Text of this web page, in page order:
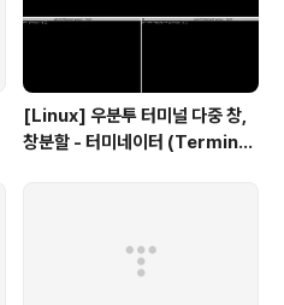
[Linux] 우분투 터미널 다중 창,
창분할 - 터미네이터 (Terminat